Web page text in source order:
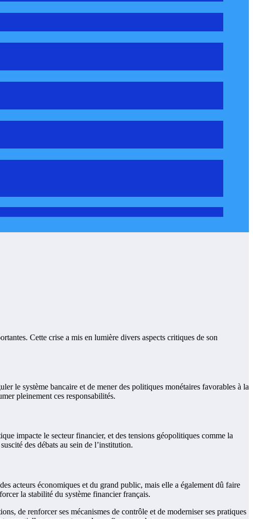
Cette crise a mis en lumière divers aspects critiques de son
le système bancaire et de mener des politiques monétaires favorables à la
pleinement ces responsabilités.
impacte le secteur financier, et des tensions géopolitiques comme la
des débats au sein de l’institution.
acteurs économiques et du grand public, mais elle a également dû faire
la stabilité du système financier français.
de renforcer ses mécanismes de contrôle et de moderniser ses pratiques